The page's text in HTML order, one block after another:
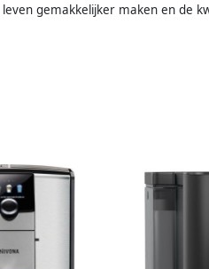
gemakkelijker maken en de